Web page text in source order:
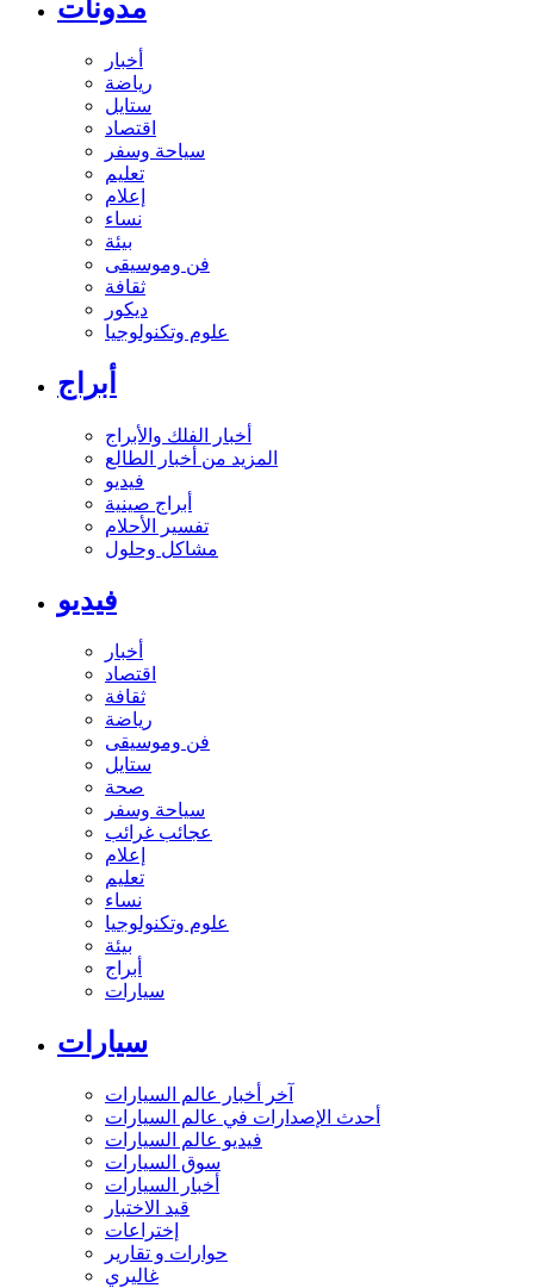
مدونات
أخبار
رياضة
ستايل
اقتصاد
سياحة وسفر
تعليم
إعلام
نساء
بيئة
فن وموسيقى
ثقافة
ديكور
علوم وتكنولوجيا
أبراج
أخبار الفلك والأبراج
المزيد من أخبار الطالع
فيديو
أبراج صينية
تفسير الأحلام
مشاكل وحلول
فيديو
أخبار
اقتصاد
ثقافة
رياضة
فن وموسيقى
ستايل
صحة
سياحة وسفر
عجائب غرائب
إعلام
تعليم
نساء
علوم وتكنولوجيا
بيئة
أبراج
سيارات
سيارات
آخر أخبار عالم السيارات
أحدث الإصدارات في عالم السيارات
فيديو عالم السيارات
سوق السيارات
أخبار السيارات
قيد الاختبار
إختراعات
حوارات و تقارير
غاليري